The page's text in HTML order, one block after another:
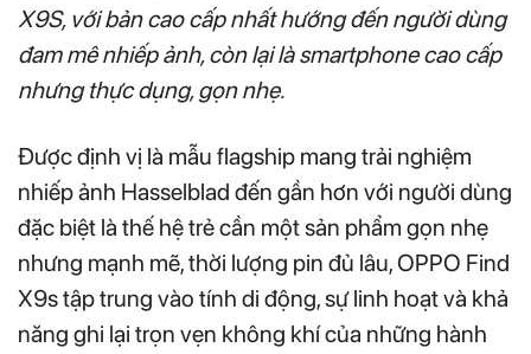
X9S, với bản cao cấp nhất hướng đến người dùng
đam mê nhiếp ảnh, còn lại là smartphone cao cấp
nhưng thực dụng, gọn nhẹ.
Được định vị là mẫu flagship mang trải nghiệm
nhiếp ảnh Hasselblad đến gần hơn với người dùng
đặc biệt là thế hệ trẻ cần một sản phẩm gọn nhẹ
nhưng mạnh mẽ, thời lượng pin đủ lâu, OPPO Find
X9s tập trung vào tính di động, sự linh hoạt và khả
năng ghi lại trọn vẹn không khí của những hành